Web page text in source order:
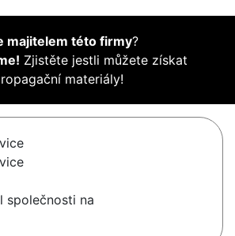
majitelem této firmy?
Zjistěte jestli můžete získat
materiály!
společnosti na